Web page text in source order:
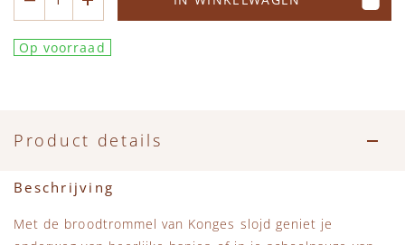
Accessoires
Zwemkleding
Zwemkleding
Feestkleding
Speelgoed
Beren, Speendoekjes en Knuffeldoekjes
MarMar Copenhagen
Mini Rodini
Op voorraad
Product details
Beschrijving
Met de broodtrommel van Konges slojd geniet je